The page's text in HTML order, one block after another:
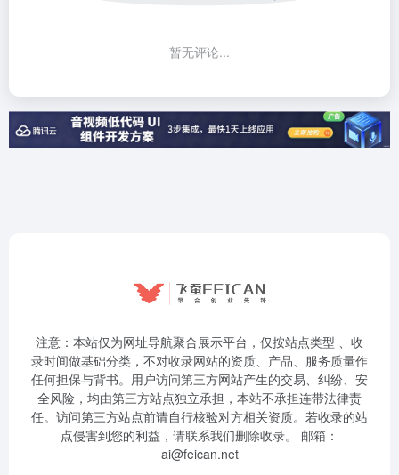
暂无评论...
注意：本站仅为网址导航聚合展示平台，仅按站点类型 、收
录时间做基础分类，不对收录网站的资质、产品、服务质量作
任何担保与背书。用户访问第三方网站产生的交易、纠纷、安
全风险，均由第三方站点独立承担，本站不承担连带法律责
任。访问第三方站点前请自行核验对方相关资质。若收录的站
点侵害到您的利益，请联系我们删除收录。 邮箱：
ai@feican.net